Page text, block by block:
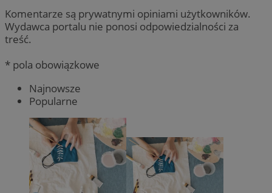
Komentarze są prywatnymi opiniami użytkowników.
Wydawca portalu nie ponosi odpowiedzialności za
treść.
* pola obowiązkowe
Najnowsze
Popularne